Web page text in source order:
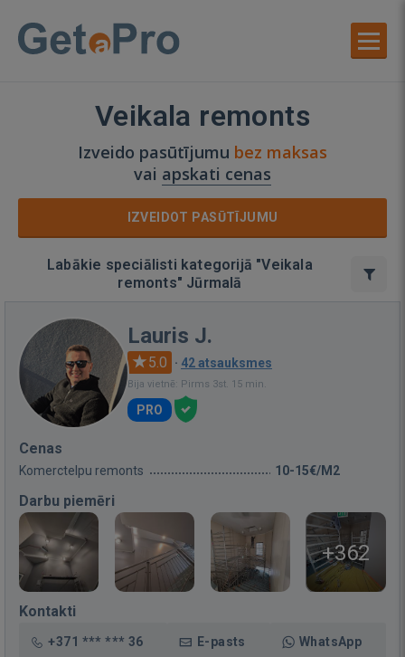
Veikala remonts
Izveido pasūtījumu bez maksas
vai apskati cenas
IZVEIDOT PASŪTĪJUMU
Labākie speciālisti kategorijā "Veikala
remonts" Jūrmalā
Lauris J.
5.0 · 42 atsauksmes
Bija vietnē: Pirms 3st. 15 min.
PRO
Cenas
Komerctelpu remonts 10-15€/M2
Darbu piemēri
+362
Kontakti
+371 *** *** 36 E-pasts WhatsApp